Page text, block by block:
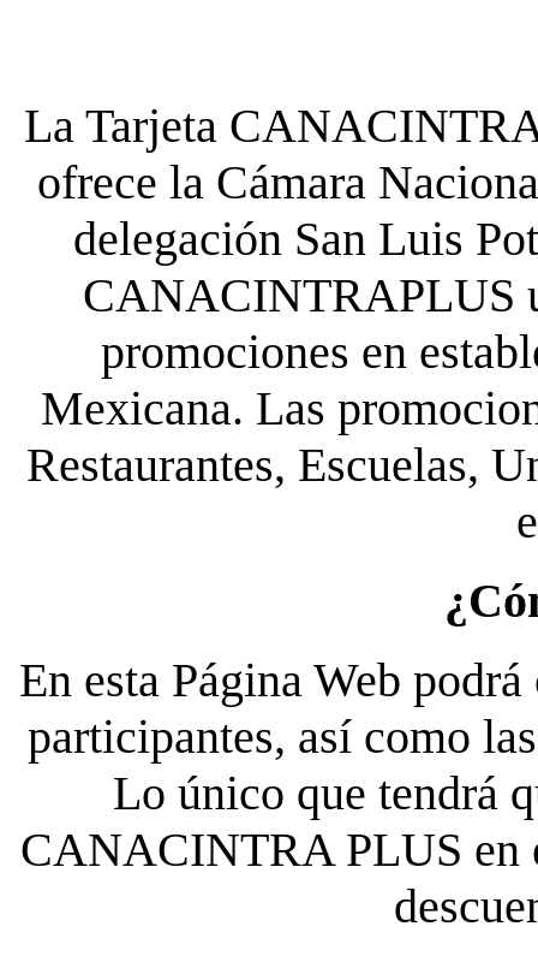
La Tarjeta
ofrece la Cámara
delegación San Luis
CANACINTRAPLUS
promociones en
Mexicana. Las
Restaurantes, Escuelas,
En esta Página Web
participantes, así como
Lo único que tendrá
CANACINTRA PLUS en